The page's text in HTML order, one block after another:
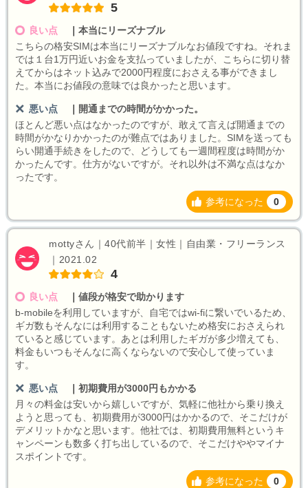
5
良い点
本当にリーズナブル
こちらの格安SIMは本当にリーズナブルなお値段ですね。それま
では１台1万円近いお金を支払っていましたが、こちらに切り替
えてからはネット込みで2000円程度におさえる事ができまし
た。本当にお値段の意味では良かったと思います。
悪い点
開通までの時間がかかった。
ほとんど悪い点はなかったのですが、敢えて言えば開通までの
時間がかなりかかったのが難点ではありました。SIMを送っても
らい開通手続きをしたので、どうしても一週間程度は時間がか
かったんです。仕方がないですが。それ以外は不満な点はなか
ったです。
参考になった 0
mottyさん｜40代前半｜女性｜自由業・フリーランス
｜2021.02
4
良い点
値段が格安で助かります
b-mobileを利用していますが、自宅ではwi-fiに繋いでいるため、
ギガ数もそんなには利用することもないため格安におさえられ
ていると感じています。あとは利用したギガが多少増えても、
料金もいつもそんなに高くならないので安心して使っていま
す。
悪い点
初期費用が3000円もかかる
月々の料金は安いから嬉しいですが、気軽に他社から乗り換え
ようと思っても、初期費用が3000円はかかるので、そこだけが
デメリットかなと思います。他社では、初期費用無料というキ
ャンペーンも数多く打ち出しているので、そこだけややマイナ
スポイントです。
参考になった 0